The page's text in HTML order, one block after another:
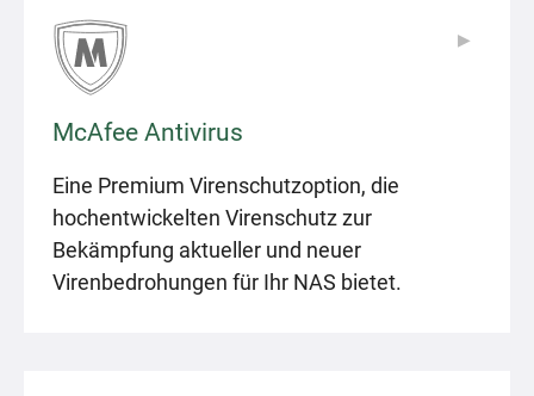
McAfee Antivirus
Eine Premium Virenschutzoption, die
hochentwickelten Virenschutz zur
Bekämpfung aktueller und neuer
Virenbedrohungen für Ihr NAS bietet.
▶